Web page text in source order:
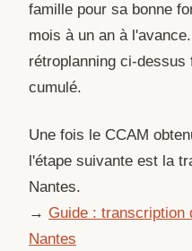
famille pour sa bonne
mois à un an à
rétroplanning ci-dessus
cumulé.
Une fois le CCAM
l'étape suivante est la
Nantes.
→ Guide : transcription
Nantes